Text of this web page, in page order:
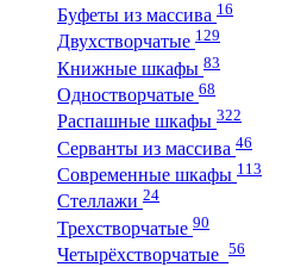
Буфеты из массива 16
Двухстворчатые 129
Книжные шкафы 83
Одностворчатые 68
Распашные шкафы 322
Серванты из массива 46
Современные шкафы 113
Стеллажи 24
Трехстворчатые 90
Четырёхстворчатые 56